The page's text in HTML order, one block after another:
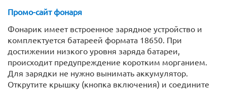
Промо-сайт фонаря
Фонарик имеет встроенное зарядное устройство и
комплектуется батареей формата 18650. При
достижении низкого уровня заряда батареи,
происходит предупреждение коротким морганием.
Для зарядки не нужно вынимать аккумулятор.
Открутите крышку (кнопка включения) и соедините